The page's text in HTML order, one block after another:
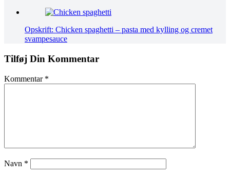
Opskrift: Chicken spaghetti – pasta med kylling og cremet
svampesauce
Tilføj Din Kommentar
Kommentar *
Navn *